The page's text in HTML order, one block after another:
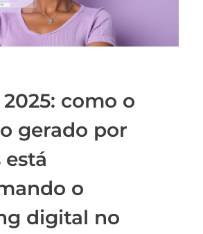
2025: como o
gerado por
está
o
digital no